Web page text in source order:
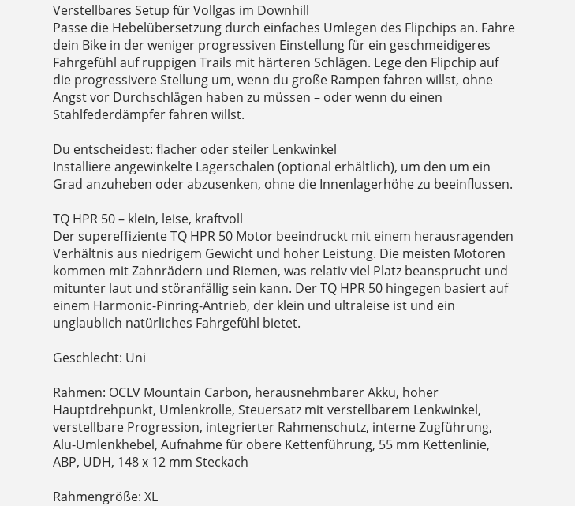
Verstellbares Setup für Vollgas im Downhill
Passe die Hebelübersetzung durch einfaches Umlegen des Flipchips an. Fahre
dein Bike in der weniger progressiven Einstellung für ein geschmeidigeres
Fahrgefühl auf ruppigen Trails mit härteren Schlägen. Lege den Flipchip auf
die progressivere Stellung um, wenn du große Rampen fahren willst, ohne
Angst vor Durchschlägen haben zu müssen – oder wenn du einen
Stahlfederdämpfer fahren willst.
Du entscheidest: flacher oder steiler Lenkwinkel
Installiere angewinkelte Lagerschalen (optional erhältlich), um den um ein
Grad anzuheben oder abzusenken, ohne die Innenlagerhöhe zu beeinflussen.
TQ HPR 50 – klein, leise, kraftvoll
Der supereffiziente TQ HPR 50 Motor beeindruckt mit einem herausragenden
Verhältnis aus niedrigem Gewicht und hoher Leistung. Die meisten Motoren
kommen mit Zahnrädern und Riemen, was relativ viel Platz beansprucht und
mitunter laut und störanfällig sein kann. Der TQ HPR 50 hingegen basiert auf
einem Harmonic-Pinring-Antrieb, der klein und ultraleise ist und ein
unglaublich natürliches Fahrgefühl bietet.
Geschlecht: Uni
Rahmen: OCLV Mountain Carbon, herausnehmbarer Akku, hoher
Hauptdrehpunkt, Umlenkrolle, Steuersatz mit verstellbarem Lenkwinkel,
verstellbare Progression, integrierter Rahmenschutz, interne Zugführung,
Alu-Umlenkhebel, Aufnahme für obere Kettenführung, 55 mm Kettenlinie,
ABP, UDH, 148 x 12 mm Steckach
Rahmengröße: XL